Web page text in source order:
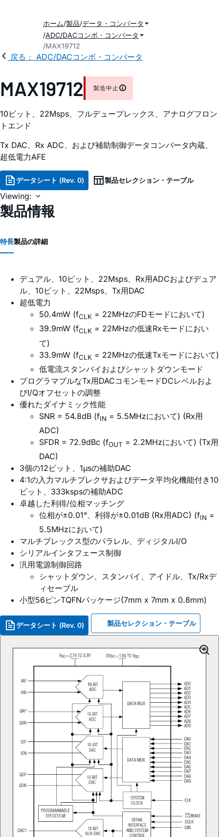
ホーム 製品 データ・コンバータ
ADC/DACコンボ・コンバータ
MAX19712
戻る： ADC/DACコンボ・コンバータ
MAX19712 製造中止
10ビット、22Msps、フルデュープレックス、アナログフロン
トエンド
Tx DAC、Rx ADC、および補助制御データコンバータ内蔵、
超低電力AFE
データシート (Rev. 0) 製品セレクション・テーブル
Viewing:
製品情報
特長製品の詳細
デュアル、10ビット、22Msps、Rx用ADCおよびデュア
ル、10ビット、22Msps、Tx用DAC
超低電力
50.4mW (fCLK = 22MHzのFDモードにおいて)
39.9mW (fCLK = 22MHzの低速Rxモードにおい
て)
33.9mW (fCLK = 22MHzの低速Txモードにおいて)
低電流スタンバイおよびシャットダウンモード
プログラマブルなTx用DACコモンモードDCレベルおよ
びI/Qオフセットの調整
優れたダイナミック性能
SNR = 54.8dB (fIN = 5.5MHzにおいて) (Rx用
ADC)
SFDR = 72.9dBc (fOUT = 2.2MHzにおいて) (Tx用
DAC)
3個の12ビット、1µsの補助DAC
4:1の入力マルチプレクサおよびデータ平均化機能付き10
ビット、333kspsの補助ADC
卓越した利得/位相マッチング
位相が±0.01°、利得が±0.01dB (Rx用ADC) (fIN =
5.5MHzにおいて)
マルチプレックス型のパラレル、ディジタルI/O
シリアルインタフェース制御
汎用電源制御回路
シャットダウン、スタンバイ、アイドル、Tx/Rxデ
ィセーブル
小型56ピンTQFNパッケージ(7mm x 7mm x 0.8mm)
データシート (Rev. 0) 製品セレクション・テーブル